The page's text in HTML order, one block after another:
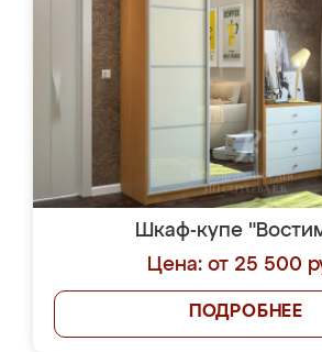
Шкаф-купе
Цена: от 25 500
ПОДРОБНЕЕ